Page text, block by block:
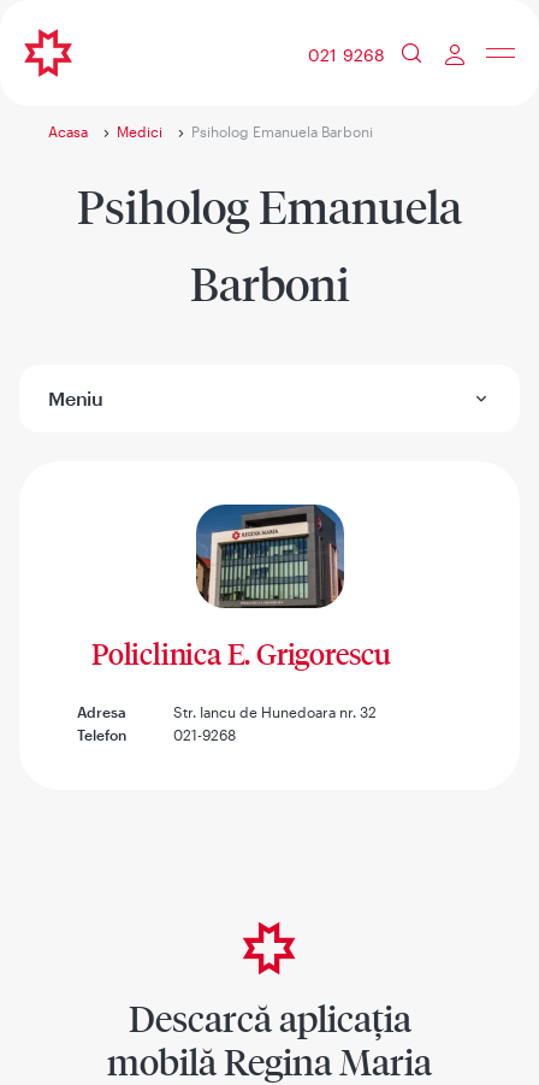
021 9268
Acasa Medici Psiholog Emanuela Barboni
Psiholog Emanuela
Barboni
Meniu
Policlinica E. Grigorescu
Adresa
Str. Iancu de Hunedoara nr. 32
Telefon
021-9268
Descarcă aplicația
mobilă Regina Maria